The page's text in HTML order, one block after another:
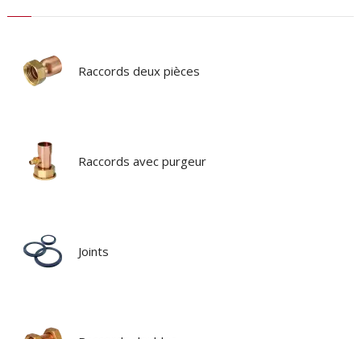
Raccords deux pièces
Raccords avec purgeur
Joints